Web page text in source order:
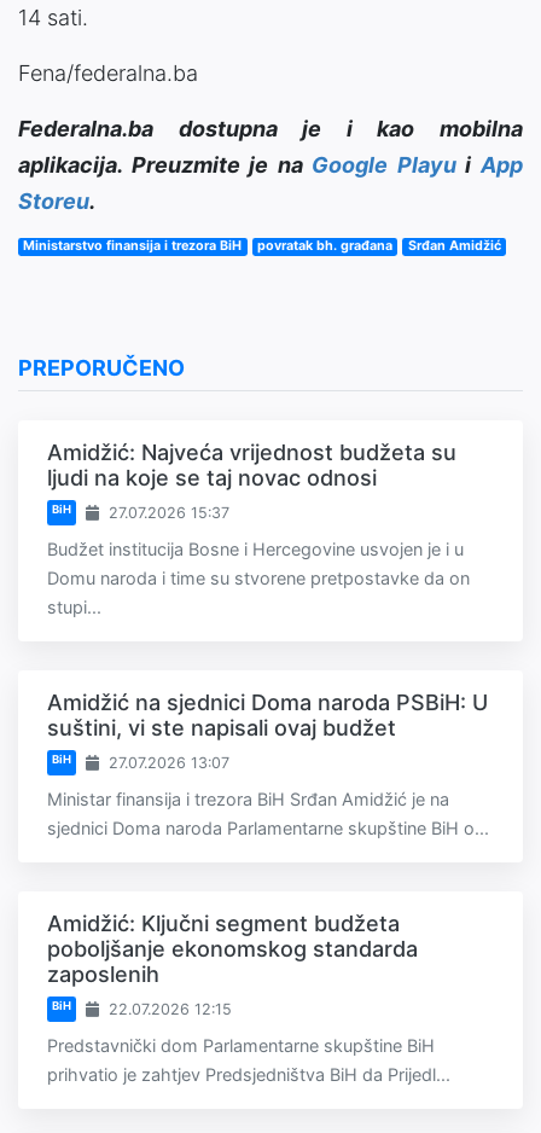
14 sati.
Fena/federalna.ba
Federalna.ba dostupna je i kao mobilna
aplikacija. Preuzmite je na Google PlayuiApp
Storeu.
Ministarstvo finansija i trezora BiH povratak bh. građana Srđan Amidžić
PREPORUČENO
Amidžić: Najveća vrijednost budžeta su
ljudi na koje se taj novac odnosi
BiH 27.07.2026 15:37
Budžet institucija Bosne i Hercegovine usvojen je i u
Domu naroda i time su stvorene pretpostavke da on
stupi...
Amidžić na sjednici Doma naroda PSBiH: U
suštini, vi ste napisali ovaj budžet
BiH 27.07.2026 13:07
Ministar finansija i trezora BiH Srđan Amidžić je na
sjednici Doma naroda Parlamentarne skupštine BiH o...
Amidžić: Ključni segment budžeta
poboljšanje ekonomskog standarda
zaposlenih
BiH 22.07.2026 12:15
Predstavnički dom Parlamentarne skupštine BiH
prihvatio je zahtjev Predsjedništva BiH da Prijedl...